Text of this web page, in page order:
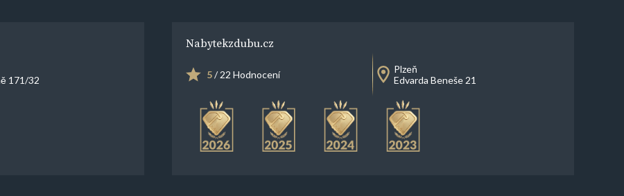
171/32
Nabytekzdubu.cz
5/ 22 Hodnocení
Plzeň
Edvarda Beneše 21